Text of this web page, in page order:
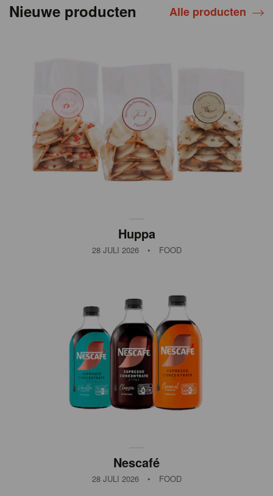
Nieuwe producten Alle producten
Huppa
28 JULI 2026 • FOOD
Nescafé
28 JULI 2026 • FOOD